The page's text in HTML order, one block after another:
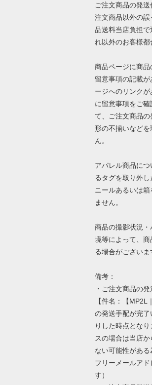
ご注文商品の発
注文商品以外の
品送料当店負担
れ以外のお客様
商品ページに商
留意事項の記載
ージへのリンク
に留意事項をご
て、ご注文商品
形の不揃いなど
ん。
アパレル商品に
るタグを取り外
ニールあるいは
ません。
商品の撮影状況
境等によって、
る場合がございま
備考：
・ご注文商品の
【件名：【
の発送手配が完
りした時点とな
スの場合は当店
ない可能性があ
フリーメールア
す）